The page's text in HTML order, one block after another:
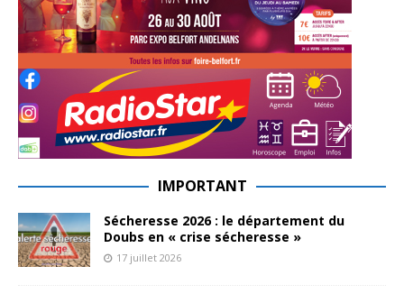
IMPORTANT
Sécheresse 2026 : le département du
Doubs en « crise sécheresse »
17 juillet 2026